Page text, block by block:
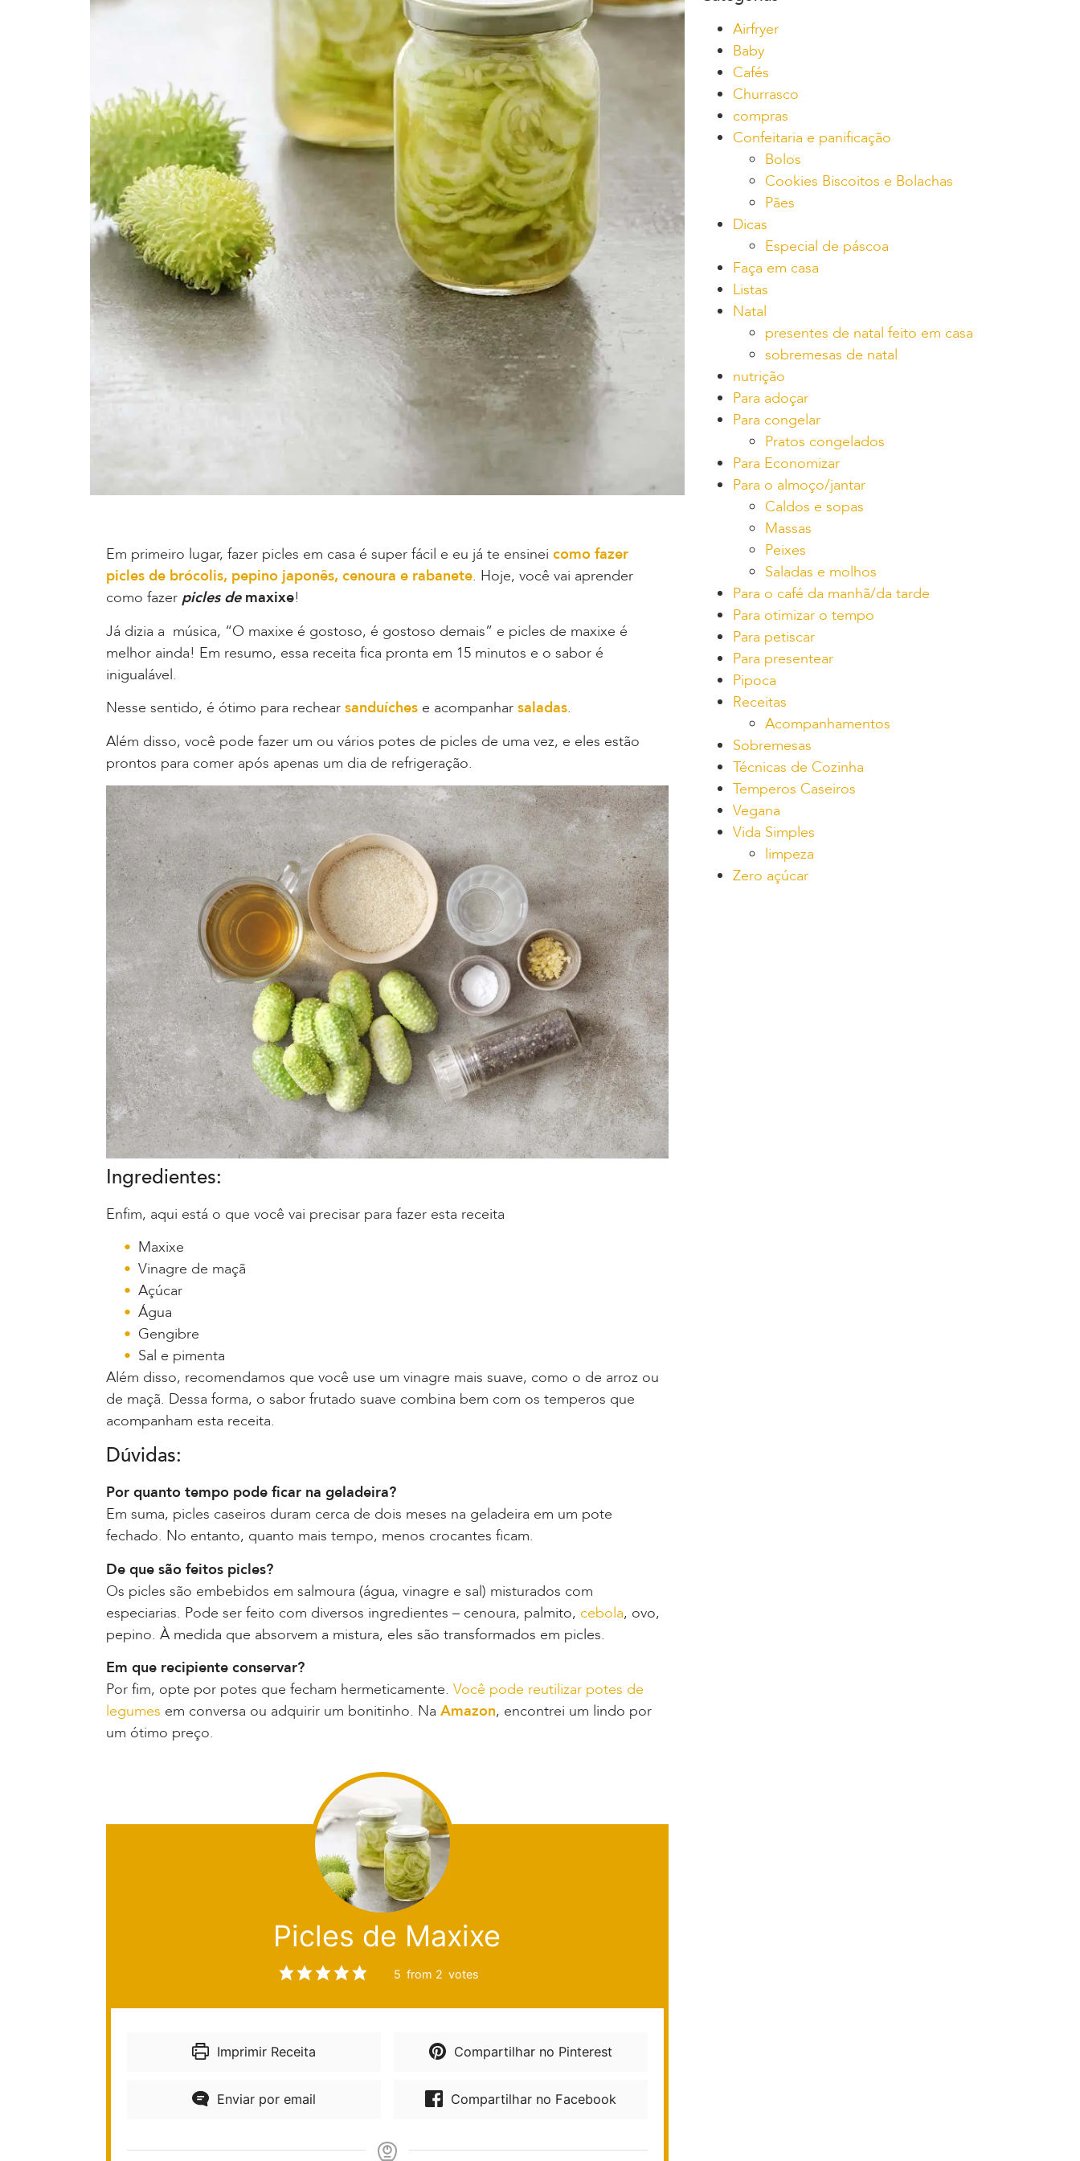
Em primeiro lugar, fazer picles em casa é super fácil e eu já te ensinei como fazer
picles de brócolis, pepino japonês, cenoura e rabanete. Hoje, você vai aprender
como fazer picles demaxixe!
Já dizia a música, “O maxixe é gostoso, é gostoso demais” e picles de maxixe é
melhor ainda! Em resumo, essa receita fica pronta em 15 minutos e o sabor é
inigualável.
Nesse sentido, é ótimo para rechear sanduíches e acompanhar saladas.
Além disso, você pode fazer um ou vários potes de picles de uma vez, e eles estão
prontos para comer após apenas um dia de refrigeração.
Ingredientes:
Enfim, aqui está o que você vai precisar para fazer esta receita
Maxixe
Vinagre de maçã
Açúcar
Água
Gengibre
Sal e pimenta
Além disso, recomendamos que você use um vinagre mais suave, como o de arroz ou
de maçã. Dessa forma, o sabor frutado suave combina bem com os temperos que
acompanham esta receita.
Dúvidas:
Por quanto tempo pode ficar na geladeira?
Em suma, picles caseiros duram cerca de dois meses na geladeira em um pote
fechado. No entanto, quanto mais tempo, menos crocantes ficam.
De que são feitos picles?
Os picles são embebidos em salmoura (água, vinagre e sal) misturados com
especiarias. Pode ser feito com diversos ingredientes – cenoura, palmito, cebola, ovo,
pepino. À medida que absorvem a mistura, eles são transformados em picles.
Em que recipiente conservar?
Por fim, opte por potes que fecham hermeticamente. Você pode reutilizar potes de
legumes em conversa ou adquirir um bonitinho. Na Amazon, encontrei um lindo por
um ótimo preço.
Picles de Maxixe
5 from 2 votes
Imprimir Receita Compartilhar no Pinterest
Enviar por email Compartilhar no Facebook
Airfryer
Baby
Cafés
Churrasco
compras
Confeitaria e panificação
Bolos
Cookies Biscoitos e Bolachas
Pães
Dicas
Especial de páscoa
Faça em casa
Listas
Natal
presentes de natal feito em casa
sobremesas de natal
nutrição
Para adoçar
Para congelar
Pratos congelados
Para Economizar
Para o almoço/jantar
Caldos e sopas
Massas
Peixes
Saladas e molhos
Para o café da manhã/da tarde
Para otimizar o tempo
Para petiscar
Para presentear
Pipoca
Receitas
Acompanhamentos
Sobremesas
Técnicas de Cozinha
Temperos Caseiros
Vegana
Vida Simples
limpeza
Zero açúcar